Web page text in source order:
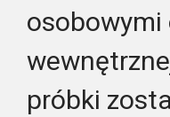
osobowymi
próbki